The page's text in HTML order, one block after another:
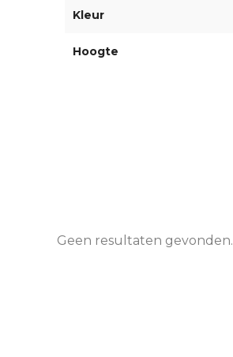
Kleur
Hoogte
Geen resultaten gevonden.